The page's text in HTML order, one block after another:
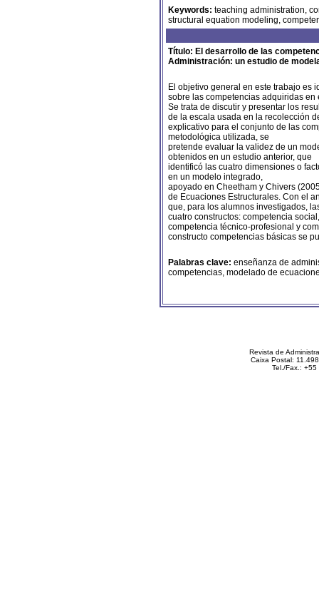
Keywords: teaching administration,
structural equation modeling,
Título: El desarrollo de las
Administración: un estudio de
El objetivo general en este trabajo es
sobre las competencias adquiridas
Se trata de discutir y presentar los
de la escala usada en la recolección
explicativo para el conjunto de las
metodológica utilizada, se
pretende evaluar la validez de un
obtenidos en un estudio anterior, que
identificó las cuatro dimensiones o
en un modelo integrado,
apoyado en Cheetham y Chivers
de Ecuaciones Estructurales. Con el
que, para los alumnos investigados,
cuatro constructos: competencia
competencia técnico-profesional y
constructo competencias básicas se
Palabras clave: enseñanza de
competencias, modelado de
Revista de
Caixa Postal:
Tel./Fax.: